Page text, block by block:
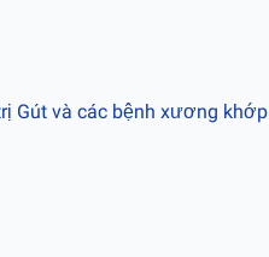
Gút và các bệnh xương khớp